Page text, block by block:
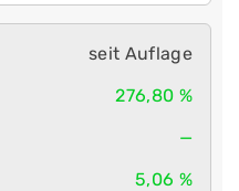
seit Auflage
276,80 %
—
5,06 %